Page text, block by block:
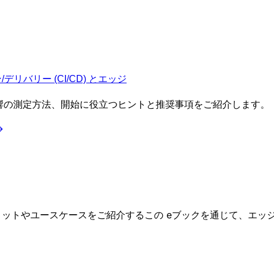
リバリー (CI/CD) とエッジ
測定方法、開始に役立つヒントと推奨事項をご紹介します。
トやユースケースをご紹介するこの eブックを通じて、エッ